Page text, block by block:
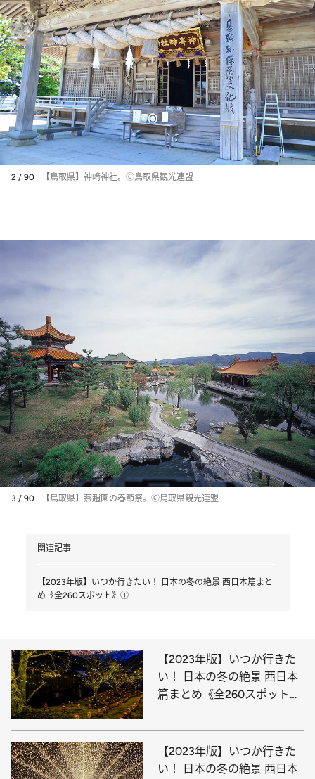
2 / 90 【鳥取県】神﨑神社。🄫鳥取県観光連盟
3 / 90 【鳥取県】燕趙園の春節祭。🄫鳥取県観光連盟
関連記事
【2023年版】いつか行きたい！ 日本の冬の絶景 西日本篇まと
め《全260スポット》①
【2023年版】いつか行きた
い！ 日本の冬の絶景 西日本
篇まとめ《全260スポット》
【2023年版】いつか行きた
い！ 日本の冬の絶景 西日本